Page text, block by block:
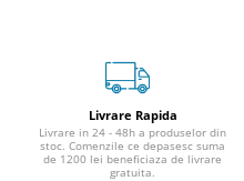
Livrare Rapida
Livrare in 24 - 48h a produselor din
stoc. Comenzile ce depasesc suma
de 1200 lei beneficiaza de livrare
gratuita.